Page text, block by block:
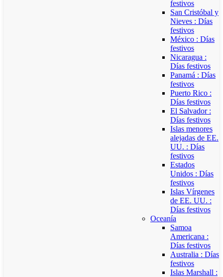
festivos
San Cristóbal y
Nieves : Días
festivos
México : Días
festivos
Nicaragua :
Días festivos
Panamá : Días
festivos
Puerto Rico :
Días festivos
El Salvador :
Días festivos
Islas menores
alejadas de EE.
UU. : Días
festivos
Estados
Unidos : Días
festivos
Islas Vírgenes
de EE. UU. :
Días festivos
Oceanía
Samoa
Americana :
Días festivos
Australia : Días
festivos
Islas Marshall :